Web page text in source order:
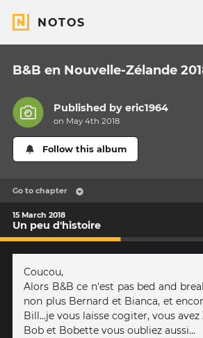
NOTOS
B&B en Nouvelle-Zélande
Published byeric1964
on May 4th 2018
Follow this album
Go to chapter
15 March 2018
Un peu d'histoire
Coucou,
Alors B&B ce n'est pas bed and
non plus Bernard et Bianca, et
Bill...je vous laisse cogiter, vous avez
Bob et Bobette vous oubliez aussi...